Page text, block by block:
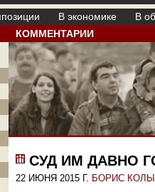
В экономике
В
КОММЕНТАРИИ
СУД ИМ ДАВНО
22 ИЮНЯ 2015 Г. БОРИС